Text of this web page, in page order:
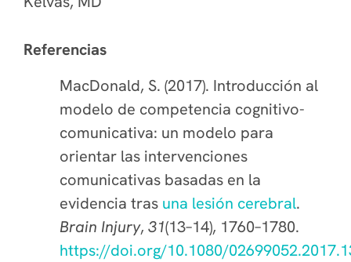
Referencias
MacDonald, S. (2017). Introducción al
modelo de competencia cognitivo-
comunicativa: un modelo para
orientar las intervenciones
comunicativas basadas en la
evidencia tras una lesión cerebral.
Brain Injury, 31(13–14), 1760–1780.
https://doi.org/10.1080/